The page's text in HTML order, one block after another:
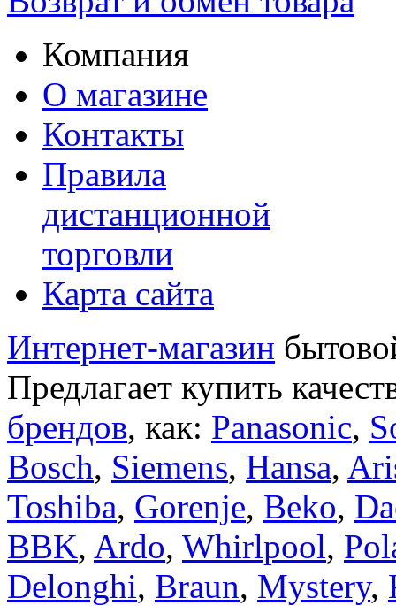
Компания
О магазине
Контакты
Правила
дистанционной
торговли
Карта сайта
Интернет-магазин
Предлагает купить
брендов, как: Panasonic,
Bosch, Siemens, Hansa,
Toshiba, Gorenje, Beko,
BBK, Ardo, Whirlpool,
Delonghi, Braun, Mystery,